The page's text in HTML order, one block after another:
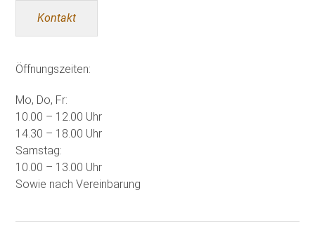
Kontakt
Öffnungszeiten:
Mo, Do, Fr:
10.00 – 12.00 Uhr
14.30 – 18.00 Uhr
Samstag:
10.00 – 13.00 Uhr
Sowie nach Vereinbarung